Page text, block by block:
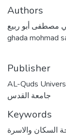
Authors
مصطفى أبو ربيع
ghada mohmad
Publisher
AL-Quds
جامعة القدس
Keywords